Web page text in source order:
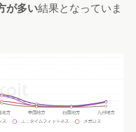
が多い結果となっていま